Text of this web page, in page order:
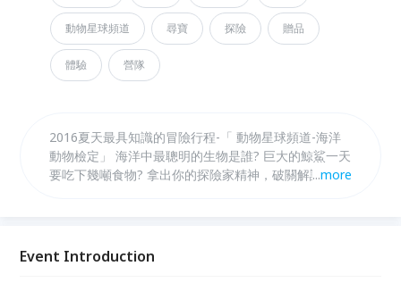
動物星球頻道 尋寶 探險 贈品
體驗 營隊
2016夏天最具知識的冒險行程-「 動物星球頻道-海洋
動物檢定」 海洋中最聰明的生物是誰? 巨大的鯨鯊一天
要吃下幾噸食物? 拿出你的探險家精神，破關解謎，探
...more
Event Introduction